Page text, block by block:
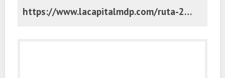
https://www.lacapitalmdp.com/ruta-226-tras-la-privatizacion-anuncian-obras-y-el-peaje-aumenta-un-19/